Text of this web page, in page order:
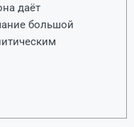
даёт
большой